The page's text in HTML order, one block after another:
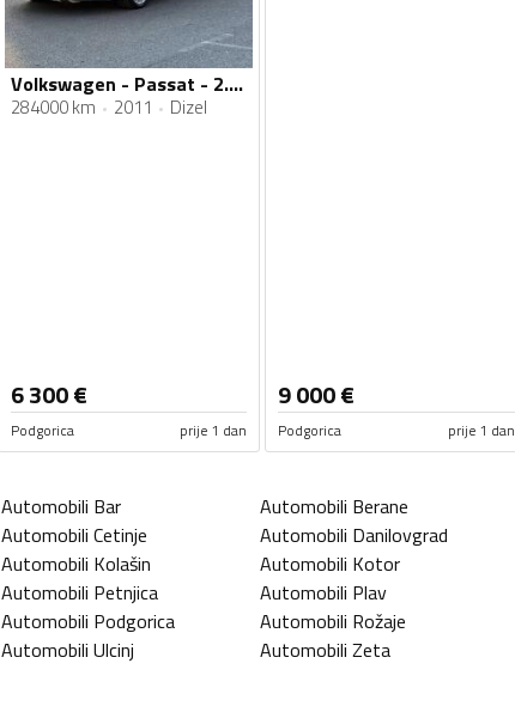
Volkswagen - Passat - 2.0 TDI
284000 km 2011 Dizel
6 300€
Podgorica prije 1 dan
9 000€
Podgorica prije 1 dan
Automobili Bar Automobili Berane
Automobili Cetinje Automobili Danilovgrad
Automobili Kolašin Automobili Kotor
Automobili Petnjica Automobili Plav
Automobili Podgorica Automobili Rožaje
Automobili Ulcinj Automobili Zeta